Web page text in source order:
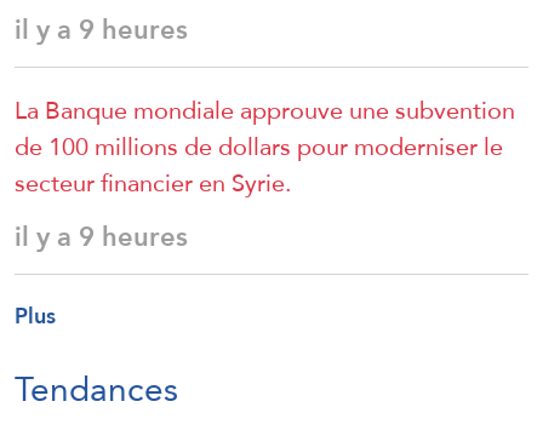
il y a 9 heures
La Banque mondiale approuve une subvention
de 100 millions de dollars pour moderniser le
secteur financier en Syrie.
il y a 9 heures
Plus
Tendances